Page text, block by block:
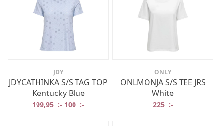
JDY
JDYCATHINKA S/S TAG TOP
Kentucky Blue
199,95:- Det ursprungliga priset var: 199,95 :-.
100 :- Det nuvarande priset är: 100 :-.
ONLY
ONLMONJA S/S TEE JRS
White
225 :-